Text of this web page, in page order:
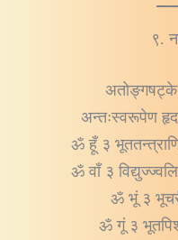
९.
अतोङ्गषट्के
अन्तःस्वरूपेण
ॐ हूँ ३
ॐ वाँ ३
ॐ भूं ३
ॐ गूं ३